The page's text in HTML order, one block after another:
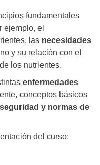
fundamentales
ejemplo, el
las necesidades
y su relación con el
los nutrientes.
enfermedades
conceptos básicos
y normas de
del curso: